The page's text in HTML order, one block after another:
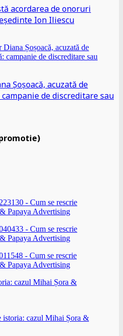
acordarea de onoruri
Ion Iliescu
Șoșoacă, acuzată de
de discreditare sau